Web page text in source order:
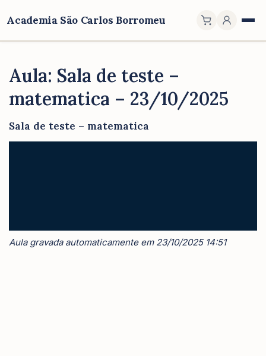
Academia São Carlos Borromeu
Aula: Sala de teste –
matematica – 23/10/2025
Sala de teste – matematica
Aula gravada automaticamente em 23/10/2025 14:51